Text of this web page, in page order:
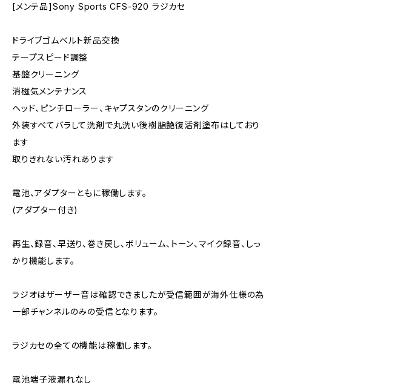
[メンテ品]Sony Sports CFS-920 ラジカセ
ドライブゴムベルト新品交換
テープスピード調整
基盤クリーニング
消磁気メンテナンス
ヘッド、ピンチローラー、キャプスタンのクリーニング
外装すべてバラして洗剤で丸洗い後樹脂艶復活剤塗布はしており
ます
取りきれない汚れあります
電池、アダプターともに稼働します。
(アダプター付き)
再生、録音、早送り、巻き戻し、ボリューム、トーン、マイク録音、しっ
かり機能します。
ラジオはザーザー音は確認できましたが受信範囲が海外仕様の為
一部チャンネルのみの受信となります。
ラジカセの全ての機能は稼働します。
電池端子液漏れなし